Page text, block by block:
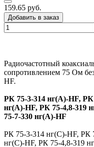
159.65 руб.
Добавить в заказ
Радиочастотный
сопротивлением 75 Ом
HF.
РК 75-3-314 нг(А)-HF,
нг(А)-HF, РК 75-4,8-319
75-7-330 нг(А)-HF
РК 75-3-314 нг(С)-HF, РК
нг(С)-HF, РК 75-4,8-319